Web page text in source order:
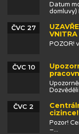
Datum
domluvy)
ČVC 27
POZOR!
ČVC 10
cizince!
ČVC 2
Pozor!
–...